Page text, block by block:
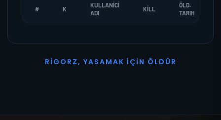
# K
KULLANICI
ADI
KILL
ÖLD.
TARIH
R I G O R Z, YASAMAK İ ÇI N Ö L D Ü R